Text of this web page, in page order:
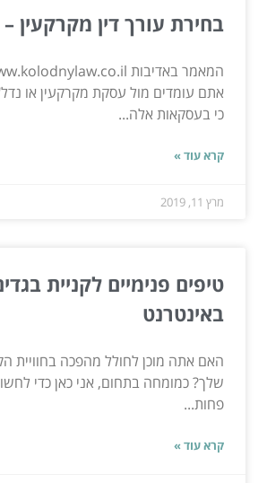
בחירת עורך דין מקרקעין
אתם עומדים מול עסקת מקרקעין או
כי בעסקאות אלה...
קרא עוד »
מרץ 11, 2019
טיפים פנימיים לקניית
באינטרנט
האם אתה מוכן לחולל מהפכה בחוויית
שלך? כמומחה בתחום, אני כאן כדי
פחות...
קרא עוד »